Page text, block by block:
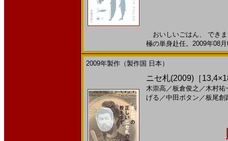
おいしいごはん、 でき
極の単身赴任。2009年
2009年製作（製作国 日本）
ニセ札(2009)［
木崇高／板倉俊之 ／木村祐
げる ／中田ボタン ／板尾創